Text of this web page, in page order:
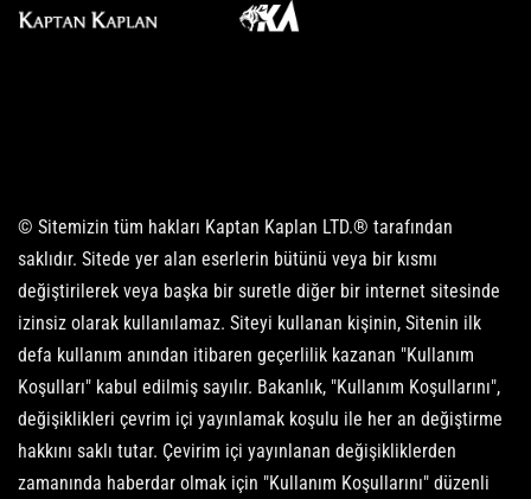
© Sitemizin tüm hakları Kaptan Kaplan LTD.® tarafından
saklıdır. Sitede yer alan eserlerin bütünü veya bir kısmı
değiştirilerek veya başka bir suretle diğer bir internet sitesinde
izinsiz olarak kullanılamaz. Siteyi kullanan kişinin, Sitenin ilk
defa kullanım anından itibaren geçerlilik kazanan "Kullanım
Koşulları" kabul edilmiş sayılır. Bakanlık, "Kullanım Koşullarını",
değişiklikleri çevrim içi yayınlamak koşulu ile her an değiştirme
hakkını saklı tutar. Çevirim içi yayınlanan değişikliklerden
zamanında haberdar olmak için "Kullanım Koşullarını" düzenli